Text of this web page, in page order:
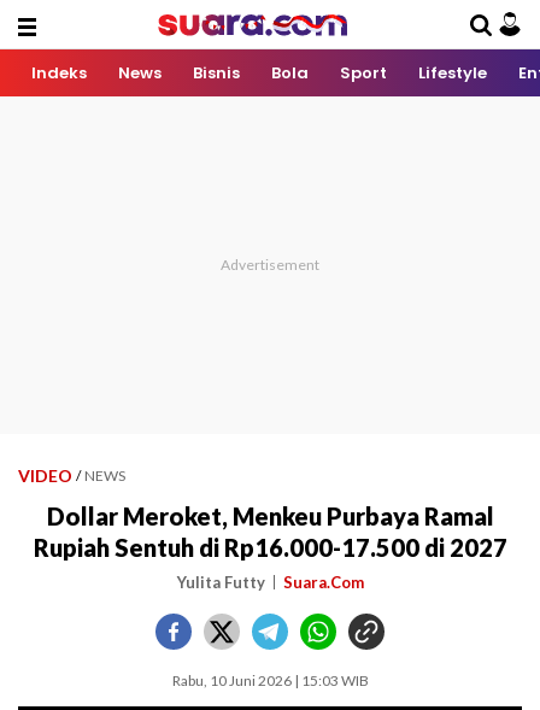
Indeks News Bisnis Bola Sport Lifestyle
VIDEO / NEWS
Dollar Meroket, Menkeu Purbaya Ramal
Rupiah Sentuh di Rp16.000-17.500 di 2027
Yulita Futty Suara.Com
Rabu, 10 Juni 2026 | 15:03 WIB